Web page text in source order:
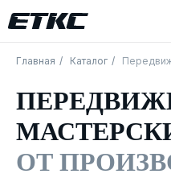
Главная / Каталог /
ОТ